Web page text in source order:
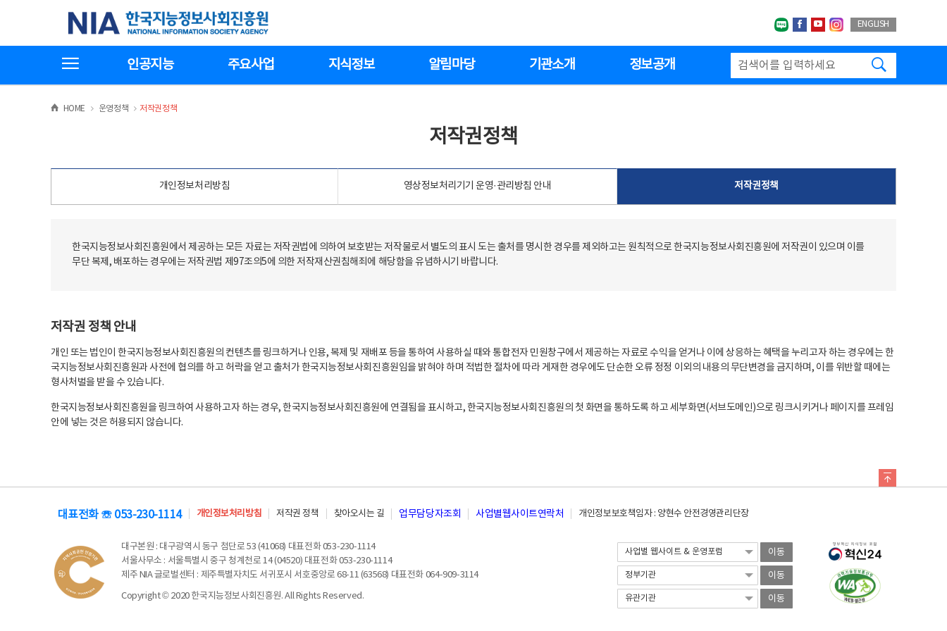
기
한국지능정보사회진흥원
네이버블로그
페이스북
유투브인스타그랩
ENGLISH
인공지능 주요사업 지식정보 알림마당 기관소개 정보공개
HOME >운영정책 >
저작권정책
저작권정책
개인정보처리방침 영상정보처리기기 운영·관리방침 안내 저작권정책
한국지능정보사회진흥원에서 제공하는 모든 자료는 저작권법에 의하여 보호받는 저작물로서 별도의 표시 도는 출처를 명시한 경우를 제외하고는 원칙적으로 한국지능정보사회진흥원에 저작권이 있으며 이를
무단 복제, 배포하는 경우에는 저작권법 제97조의5에 의한 저작재산권침해죄에 해당함을 유념하시기 바랍니다.
저작권 정책 안내
개인 또는 법인이 한국지능정보사회진흥원의 컨텐츠를 링크하거나 인용, 복제 및 재배포 등을 통하여 사용하실 때와 통합전자 민원창구에서 제공하는 자료로 수익을 얻거나 이에 상응하는 혜택을 누리고자 하는 경우에는 한
국지능정보사회진흥원과 사전에 협의를 하고 허락을 얻고 출처가 한국지능정보사회진흥원임을 밝혀야 하며 적법한 절차에 따라 게재한 경우에도 단순한 오류 정정 이외의 내용의 무단변경을 금지하며, 이를 위반할 때에는
형사처벌을 받을 수 있습니다.
한국지능정보사회진흥원을 링크하여 사용하고자 하는 경우, 한국지능정보사회진흥원에 연결됨을 표시하고, 한국지능정보사회진흥원의 첫 화면을 통하도록 하고 세부화면(서브도메인)으로 링크시키거나 페이지를 프레임
안에 넣는 것은 허용되지 않습니다.
대표전화 ☏ 053-230-1114 개인정보처리방침 저작권 정책 찾아오시는 길 업무담당자조회 사업별웹사이트연락처 개인정보보호책임자 : 양현수 안전경영관리단장
대구본원 : 대구광역시 동구 첨단로 53 (41068) 대표전화 053-230-1114
서울사무소 : 서울특별시 중구 청계천로 14 (04520) 대표전화 053-230-1114
제주 NIA 글로벌센터 : 제주특별자치도 서귀포시 서호중앙로 68-11 (63568) 대표전화 064-909-3114
Copyright © 2020 한국지능정보사회진흥원. All Rights Reserved.
이동
이동
이동